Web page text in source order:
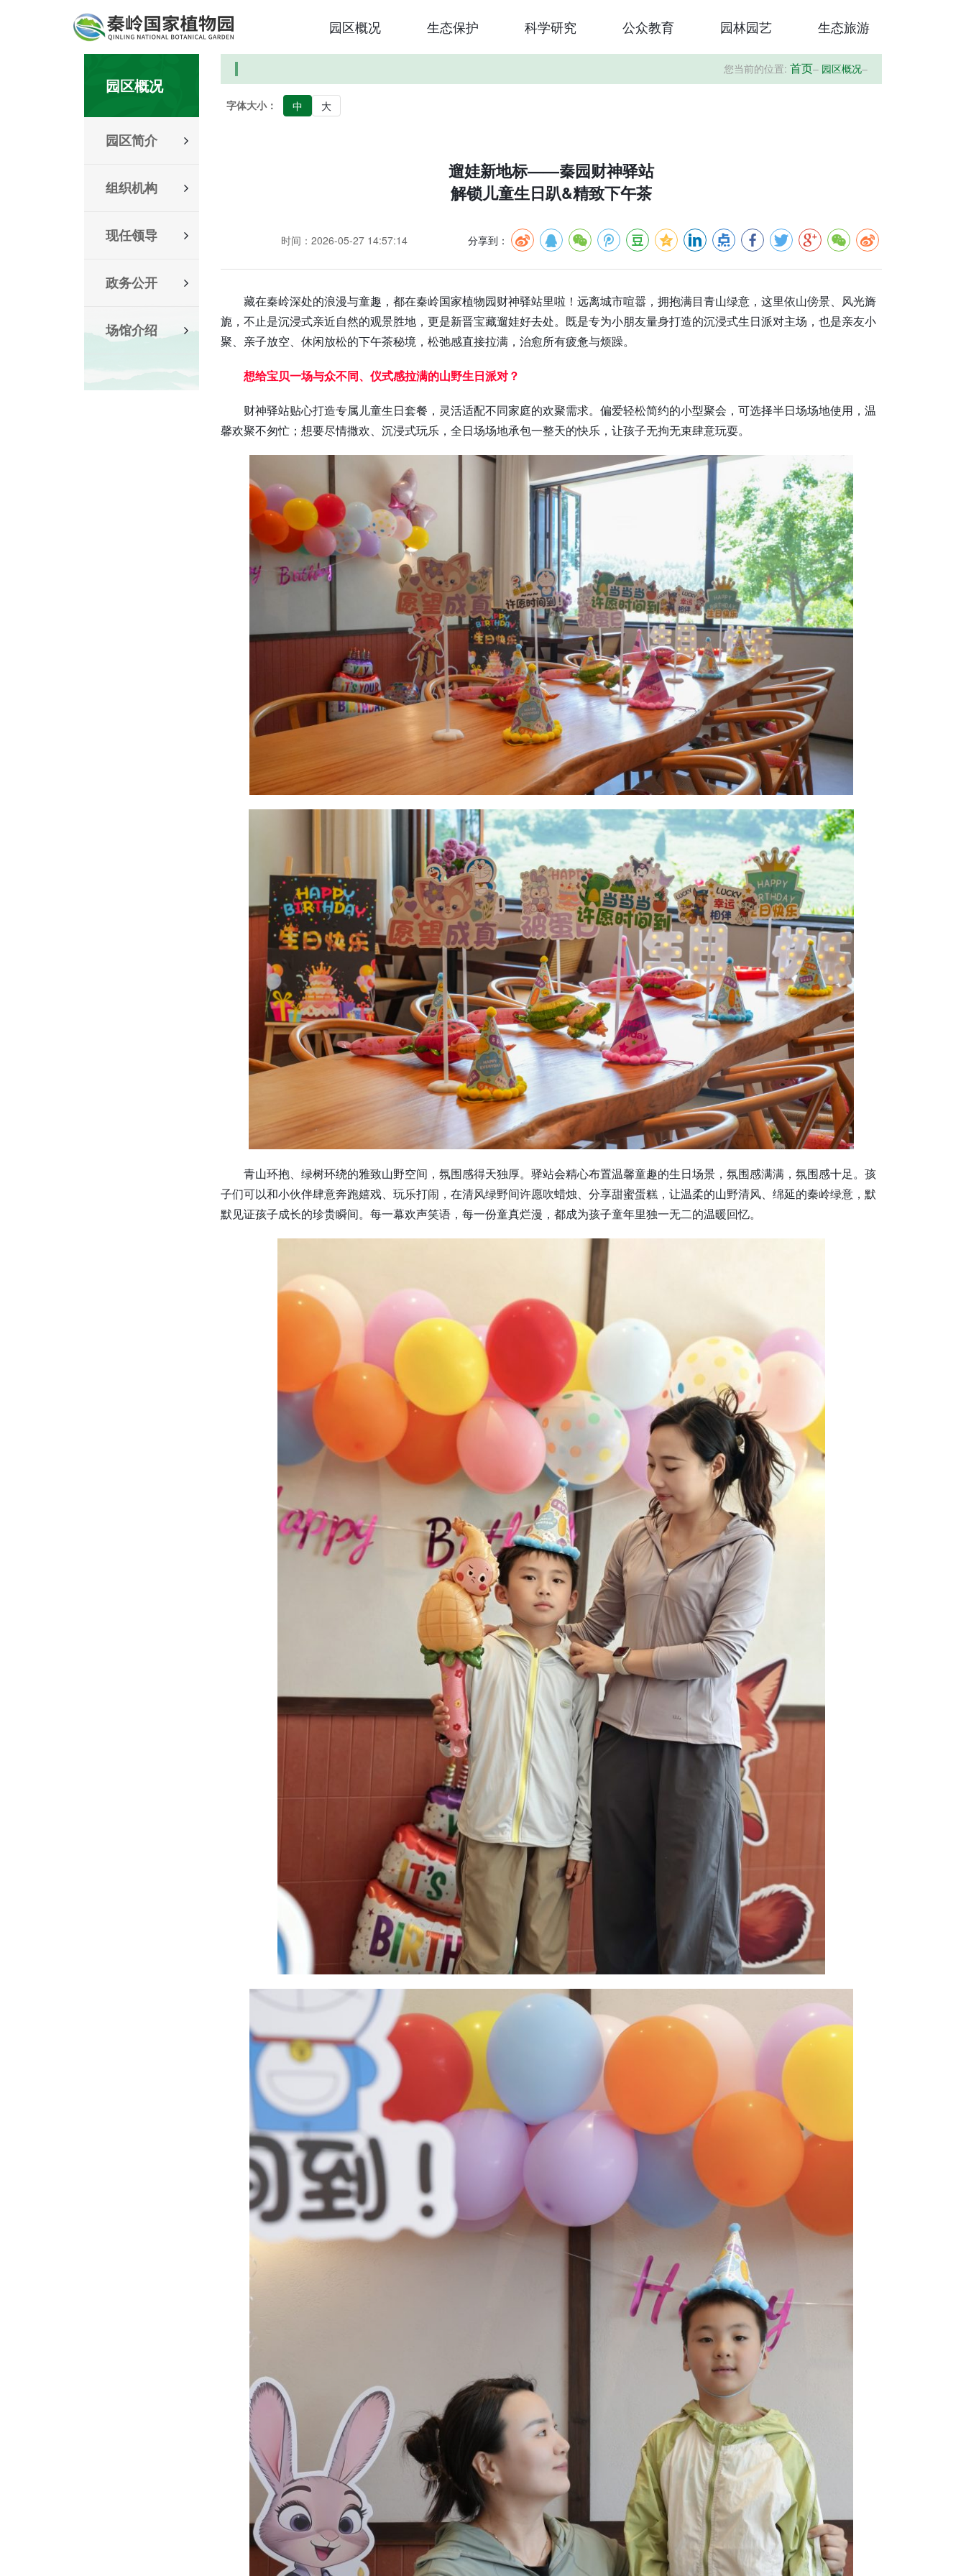
园区概况 生态保护 科学研究 公众教育 园林园艺 生态旅游
园区概况
园区简介
组织机构
现任领导
政务公开
场馆介绍
您当前的位置: 首页– 园区概况–
字体大小： 中 大
遛娃新地标——秦园财神驿站
解锁儿童生日趴&精致下午茶
时间：2026-05-27 14:57:14 分享到：
藏在秦岭深处的浪漫与童趣，都在秦岭国家植物园财神驿站里啦！远离城市喧嚣，拥抱满目青山绿意，这里依山傍景、风光旖
旎，不止是沉浸式亲近自然的观景胜地，更是新晋宝藏遛娃好去处。既是专为小朋友量身打造的沉浸式生日派对主场，也是亲友小
聚、亲子放空、休闲放松的下午茶秘境，松弛感直接拉满，治愈所有疲惫与烦躁。
想给宝贝一场与众不同、仪式感拉满的山野生日派对？
财神驿站贴心打造专属儿童生日套餐，灵活适配不同家庭的欢聚需求。偏爱轻松简约的小型聚会，可选择半日场场地使用，温
馨欢聚不匆忙；想要尽情撒欢、沉浸式玩乐，全日场场地承包一整天的快乐，让孩子无拘无束肆意玩耍。
青山环抱、绿树环绕的雅致山野空间，氛围感得天独厚。驿站会精心布置温馨童趣的生日场景，氛围感满满，氛围感十足。孩
子们可以和小伙伴肆意奔跑嬉戏、玩乐打闹，在清风绿野间许愿吹蜡烛、分享甜蜜蛋糕，让温柔的山野清风、绵延的秦岭绿意，默
默见证孩子成长的珍贵瞬间。每一幕欢声笑语，每一份童真烂漫，都成为孩子童年里独一无二的温暖回忆。